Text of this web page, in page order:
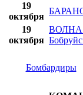
19
октября
19
октября
ВОЛНА
Бомбардиры